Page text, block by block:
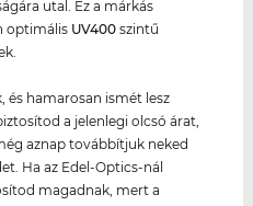
utal. Ez a márkás
optimális UV400 szintű
hamarosan ismét lesz
a jelenlegi olcsó árat,
aznap továbbítjuk neked
Ha az Edel-Optics-nál
magadnak, mert a